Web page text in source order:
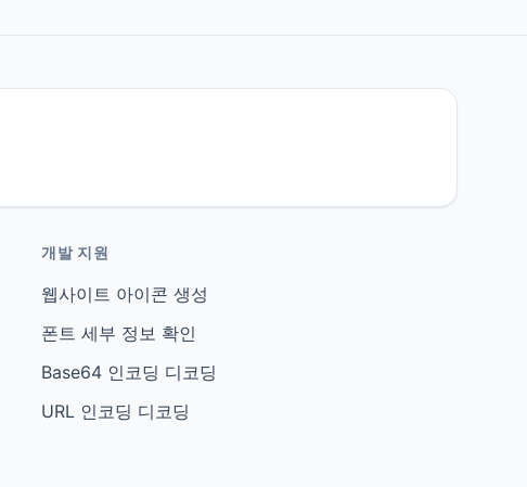
개발 지원
웹사이트 아이콘 생성
폰트 세부 정보 확인
Base64 인코딩 디코딩
URL 인코딩 디코딩